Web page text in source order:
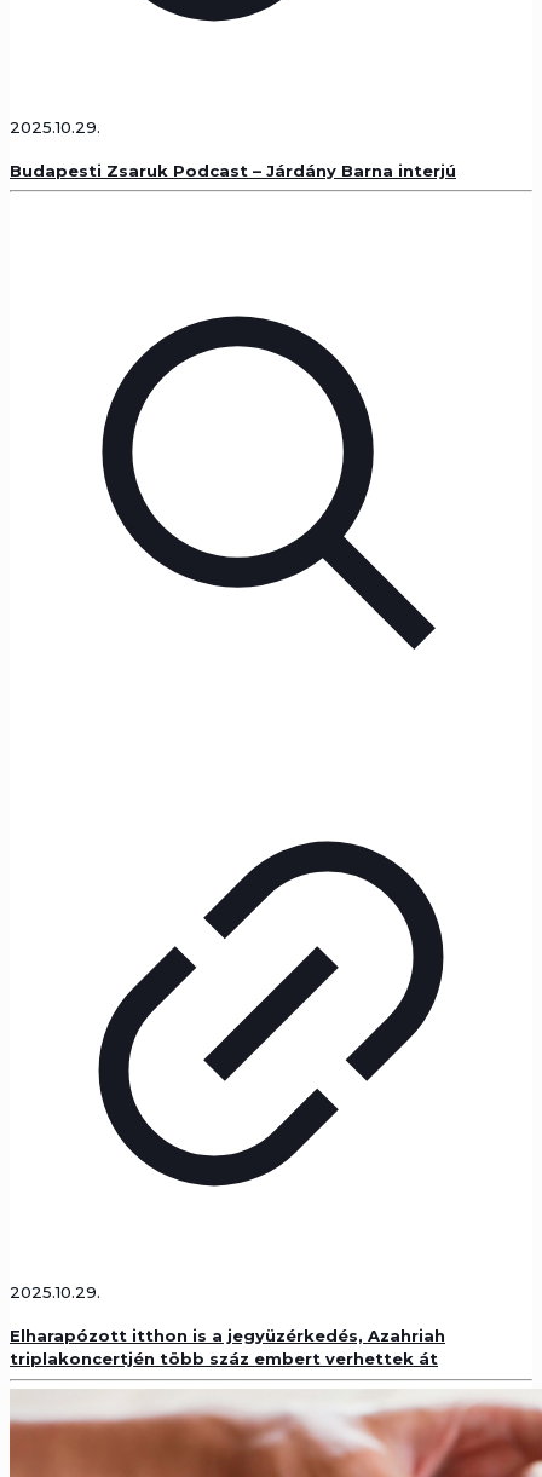
2025.10.29.
Budapesti Zsaruk Podcast – Járdány Barna interjú
2025.10.29.
Elharapózott itthon is a jegyüzérkedés, Azahriah
triplakoncertjén több száz embert verhettek át